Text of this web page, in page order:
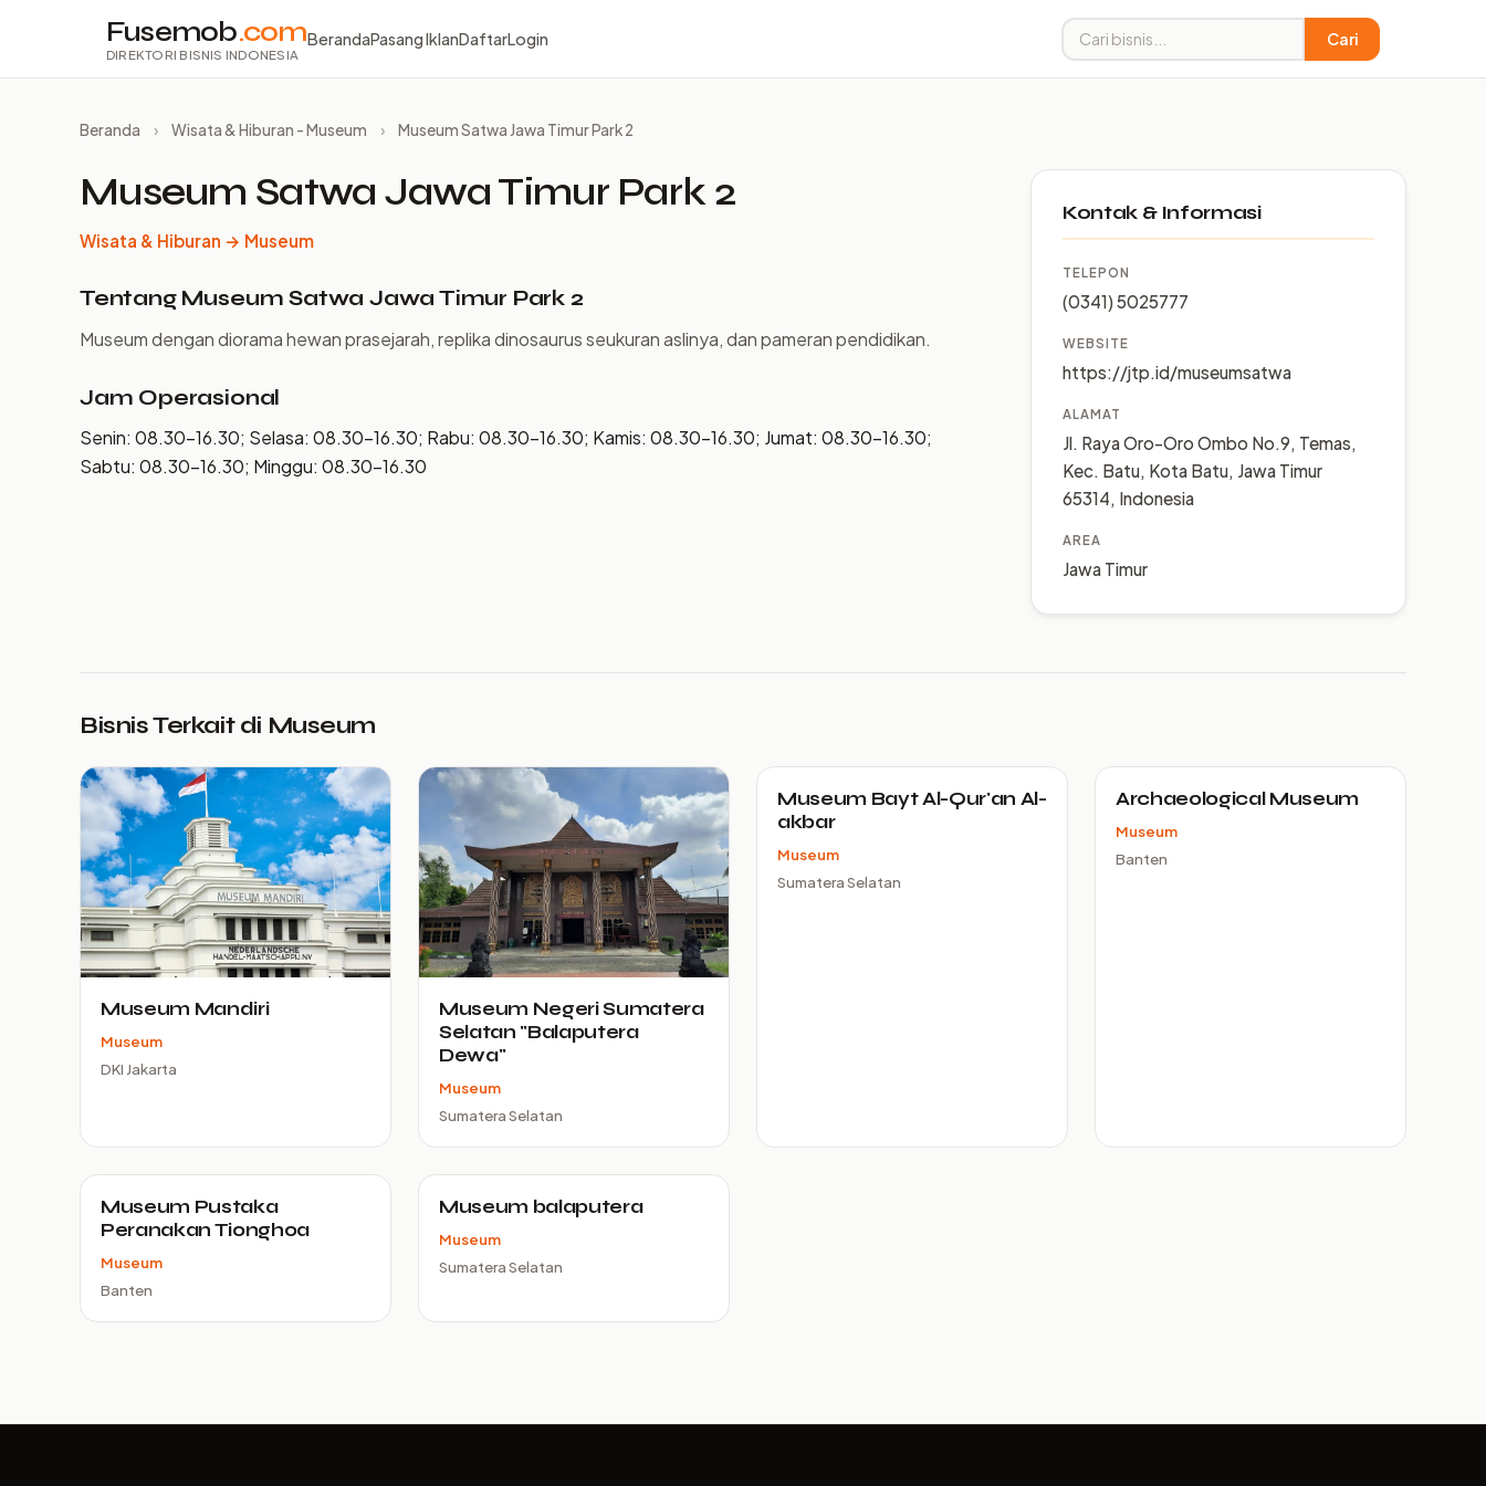
Fusemob.com
DIREKTORI BISNIS INDONESIA
BerandaPasang IklanDaftarLogin Cari
Beranda › Wisata & Hiburan - Museum › Museum Satwa Jawa Timur Park 2
Museum Satwa Jawa Timur Park 2
Wisata & Hiburan → Museum
Tentang Museum Satwa Jawa Timur Park 2
Museum dengan diorama hewan prasejarah, replika dinosaurus seukuran aslinya, dan pameran pendidikan.
Jam Operasional
Senin: 08.30–16.30; Selasa: 08.30–16.30; Rabu: 08.30–16.30; Kamis: 08.30–16.30; Jumat: 08.30–16.30;
Sabtu: 08.30–16.30; Minggu: 08.30–16.30
Kontak & Informasi
TELEPON
(0341) 5025777
WEBSITE
https://jtp.id/museumsatwa
ALAMAT
Jl. Raya Oro-Oro Ombo No.9, Temas,
Kec. Batu, Kota Batu, Jawa Timur
65314, Indonesia
AREA
Jawa Timur
Bisnis Terkait di Museum
Museum Mandiri
Museum
DKI Jakarta
Museum Negeri Sumatera
Selatan "Balaputera
Dewa"
Museum
Sumatera Selatan
Museum Bayt Al-Qur'an Al-
akbar
Museum
Sumatera Selatan
Archaeological Museum
Museum
Banten
Museum Pustaka
Peranakan Tionghoa
Museum
Banten
Museum balaputera
Museum
Sumatera Selatan